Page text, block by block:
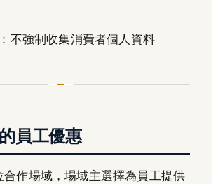
不強制收集消費者個人資料
員工優惠
合作場域，場域主選擇為員工提供